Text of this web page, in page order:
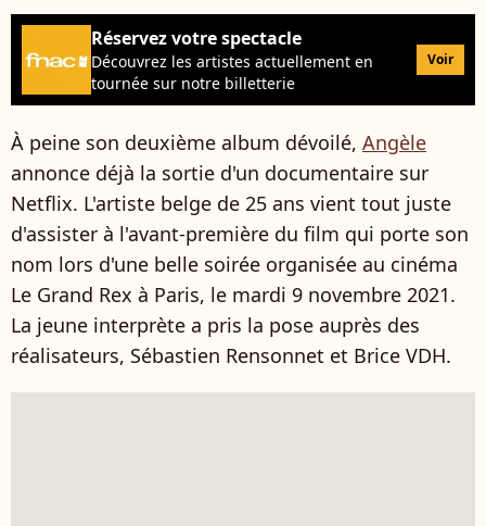
Réservez votre spectacle
Découvrez les artistes actuellement en
tournée sur notre billetterie
Voir
À peine son deuxième album dévoilé, Angèle
annonce déjà la sortie d'un documentaire sur
Netflix. L'artiste belge de 25 ans vient tout juste
d'assister à l'avant-première du film qui porte son
nom lors d'une belle soirée organisée au cinéma
Le Grand Rex à Paris, le mardi 9 novembre 2021.
La jeune interprète a pris la pose auprès des
réalisateurs, Sébastien Rensonnet et Brice VDH.